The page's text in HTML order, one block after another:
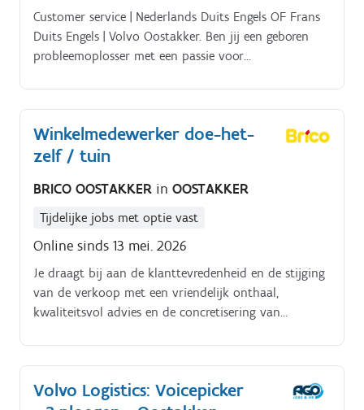
Customer service | Nederlands Duits Engels OF Frans
Duits Engels | Volvo Oostakker. Ben jij een geboren
probleemoplosser met een passie voor
Winkelmedewerker doe-het-
zelf / tuin
BRICO OOSTAKKER in OOSTAKKER
Tijdelijke jobs met optie vast
Online sinds 13 mei. 2026
Je draagt bij aan de klanttevredenheid en de stijging
van de verkoop met een vriendelijk onthaal,
kwaliteitsvol advies en de concretisering van
rekken in je afdeling gevuld, netjes, aantrekkelijk en
duidelijk aangeduid zijn Je luistert naar de klanten
om onze prestaties te helpen verbeteren (aanbod,
Volvo Logistics: Voicepicker